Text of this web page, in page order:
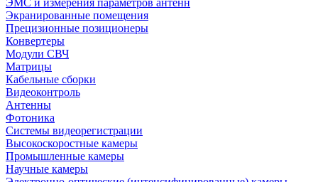
ЭМС и измерения параметров антенн
Экранированные помещения
Прецизионные позиционеры
Конвертеры
Модули СВЧ
Матрицы
Кабельные сборки
Видеоконтроль
Антенны
Фотоника
Cистемы видеорегистрации
Высокоскоростные камеры
Промышленные камеры
Научные камеры